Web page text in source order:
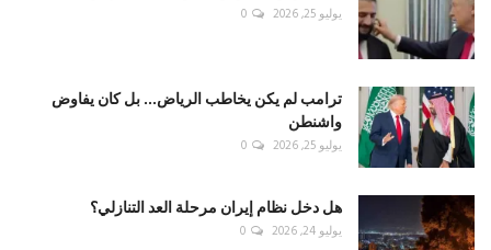
يوليو 25, 2026 0
ترامب لم يكن يخاطب الرياض... بل كان يفاوض
واشنطن
يوليو 25, 2026 0
هل دخل نظام إيران مرحلة العد التنازلي؟
يوليو 24, 2026 0